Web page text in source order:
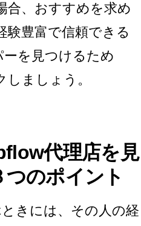
合、おすすめを求め
験豊富で信頼できる
を見つけるため
ましょう。
代理店を見
のポイント
きには、その人の経